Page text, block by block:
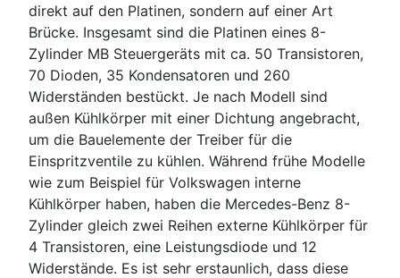
direkt auf den Platinen, sondern auf einer Art
Brücke. Insgesamt sind die Platinen eines 8-
Zylinder MB Steuergeräts mit ca. 50 Transistoren,
70 Dioden, 35 Kondensatoren und 260
Widerständen bestückt. Je nach Modell sind
außen Kühlkörper mit einer Dichtung angebracht,
um die Bauelemente der Treiber für die
Einspritzventile zu kühlen. Während frühe Modelle
wie zum Beispiel für Volkswagen interne
Kühlkörper haben, haben die Mercedes-Benz 8-
Zylinder gleich zwei Reihen externe Kühlkörper für
4 Transistoren, eine Leistungsdiode und 12
Widerstände. Es ist sehr erstaunlich, dass diese